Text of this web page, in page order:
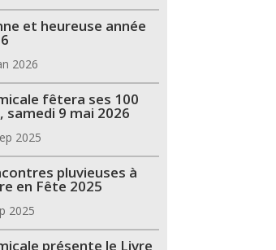
et heureuse année
2026
fêtera ses 100
samedi 9 mai 2026
2025
pluvieuses à
en Fête 2025
2025
présente le Livre